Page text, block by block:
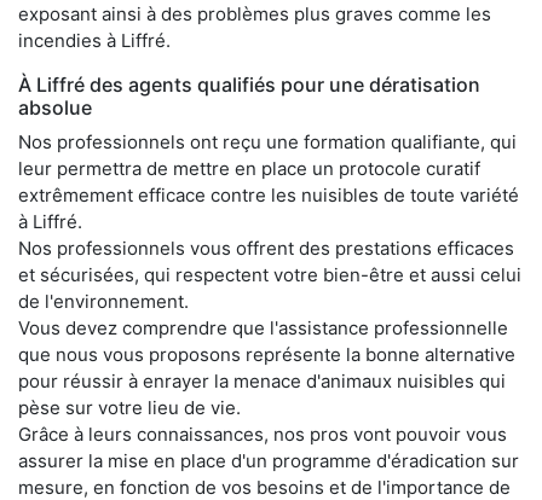
exposant ainsi à des problèmes plus graves comme les
incendies à Liffré.
À Liffré des agents qualifiés pour une dératisation
absolue
Nos professionnels ont reçu une formation qualifiante, qui
leur permettra de mettre en place un protocole curatif
extrêmement efficace contre les nuisibles de toute variété
à Liffré.
Nos professionnels vous offrent des prestations efficaces
et sécurisées, qui respectent votre bien-être et aussi celui
de l'environnement.
Vous devez comprendre que l'assistance professionnelle
que nous vous proposons représente la bonne alternative
pour réussir à enrayer la menace d'animaux nuisibles qui
pèse sur votre lieu de vie.
Grâce à leurs connaissances, nos pros vont pouvoir vous
assurer la mise en place d'un programme d'éradication sur
mesure, en fonction de vos besoins et de l'importance de